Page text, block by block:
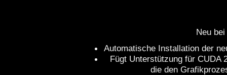
Neu
Automatische Installation der
Fügt Unterstützung für CUDA
die den